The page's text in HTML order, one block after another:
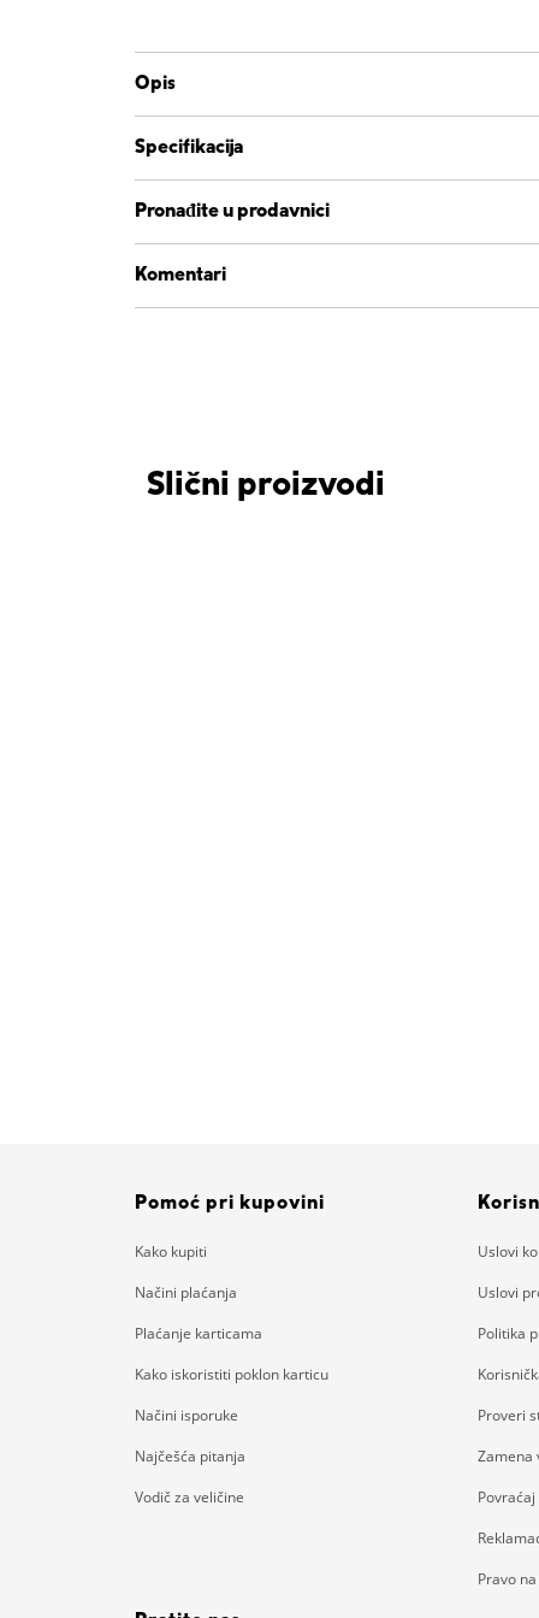
Opis
Specifikacija
Pronađite u prodavnici
Komentari
Slični proizvodi
Pomoć pri kupovini
Kako kupiti
Načini plaćanja
Plaćanje karticama
Kako iskoristiti poklon karticu
Načini isporuke
Najčešća pitanja
Vodič za veličine
Uslovi
Uslovi
Politika
Proveri
Zamena
Pravo